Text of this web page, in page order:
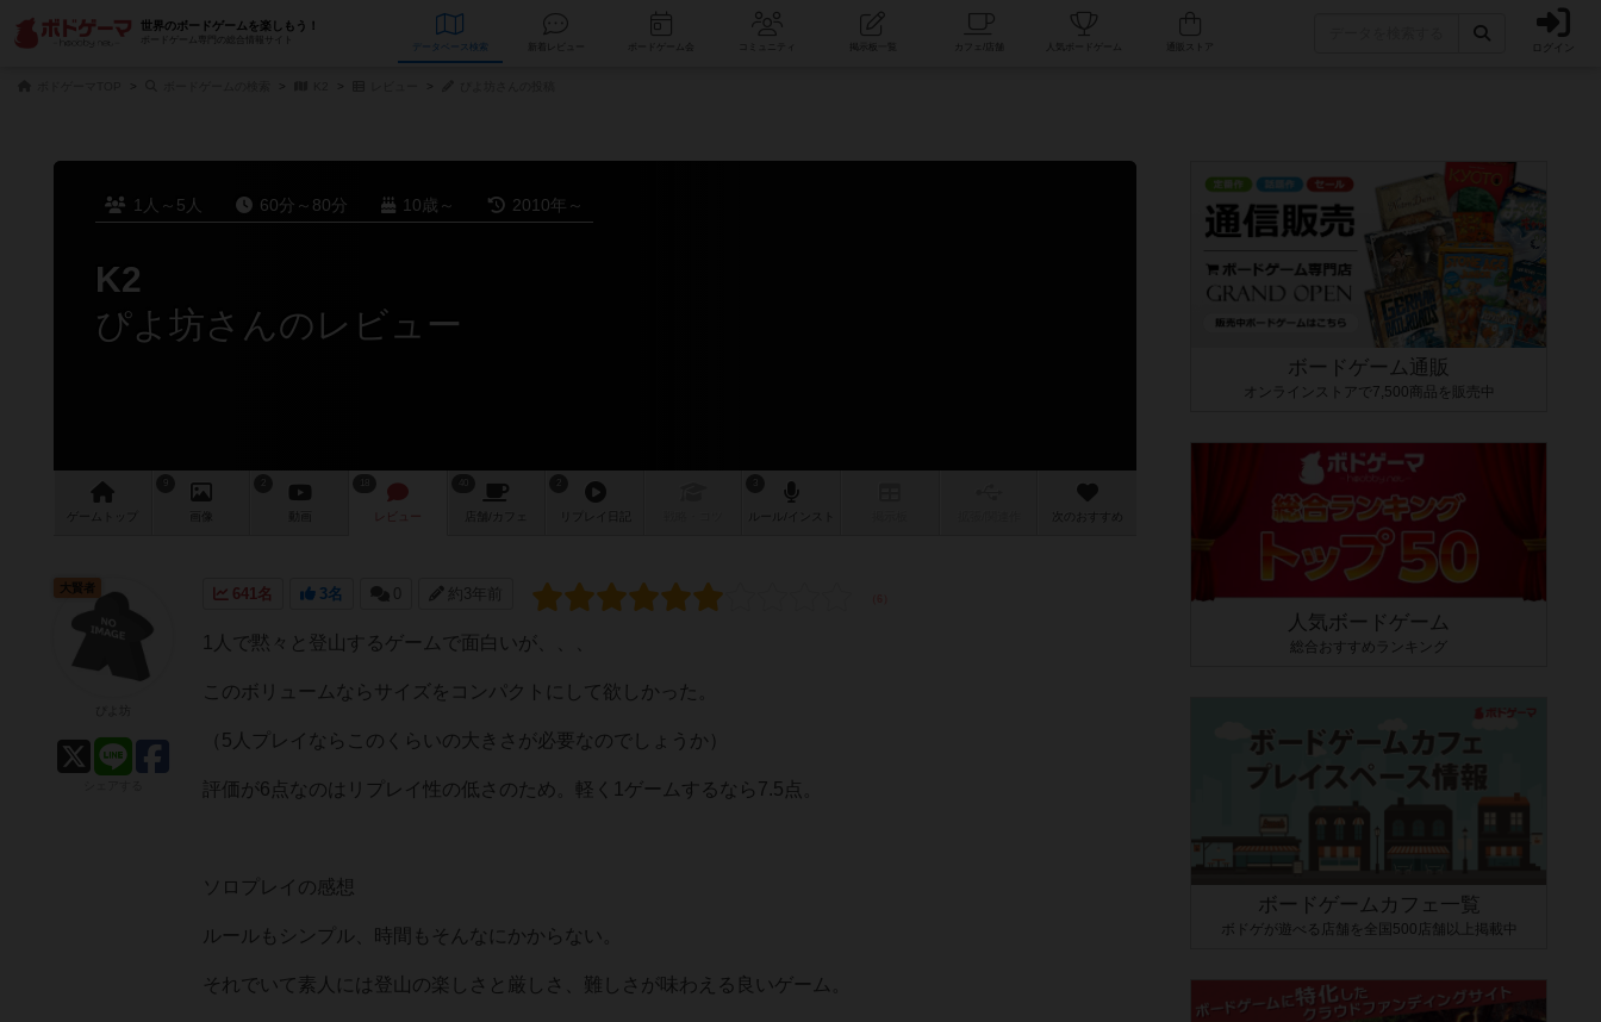
世界のボードゲームを楽しもう！
ボードゲーム専門の総合情報サイト
データベース コミュニティ 人気ボードゲーム ログイン
1人～5人 60分～80分 10歳～ 2010年～
K2
ぴよ坊さんのレビュー
ゲーム 画像 レビュー 店舗/ カフェ 次のおすすめ
641名 3名 0 約3年前
1人で黙々と登山するゲームで面白いが、、、
このボリュームならサイズをコンパクトにして欲しかった。
（5人プレイならこのくらいの大きさが必要なのでしょうか）
評価が6点なのはリプレイ性の低さのため。軽く1ゲームするなら7.5点。
ソロプレイの感想
ルールもシンプル、時間もそんなにかからない。
それでいて素人には登山の楽しさと厳しさ、難しさが味わえる良いゲーム。
大賢者
ボードゲーム通販
オンラインストアで7,500商品を販売中
人気ボードゲーム
総合おすすめランキング
ボードゲームカフェ一覧
ボドゲが遊べる店舗を全国500店舗以上掲載中